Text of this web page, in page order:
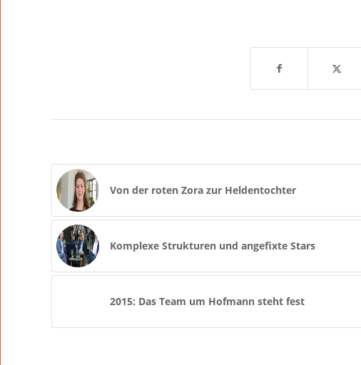
Von der roten Zora zur Heldentochter
Komplexe Strukturen und angefixte Stars
2015: Das Team um Hofmann steht fest